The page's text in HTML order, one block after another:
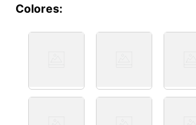
Colores